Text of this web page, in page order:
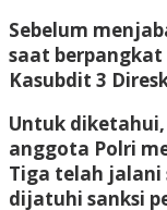
Sebelum
saat
Kasubdit 3
Untuk diketahui,
anggota Polri
Tiga telah jalani
dijatuhi sanksi